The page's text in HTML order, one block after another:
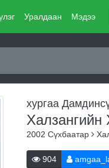
Уралдаан Мэдээ
хургаа
Халзангийн
2002 Сүхбаатар
904